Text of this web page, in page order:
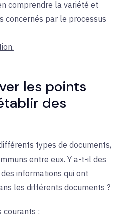
comprendre la variété et
concernés par le processus
les points
des
types de documents,
entre eux. Y a-t-il des
informations qui ont
les différents documents ?
courants :